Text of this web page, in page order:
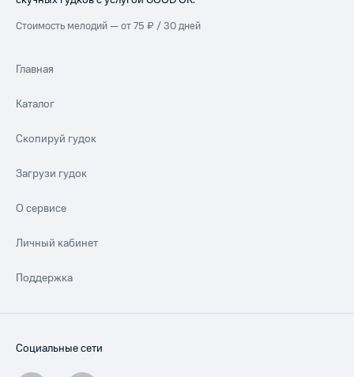
Стоимость мелодий — от 75 ₽ / 30 дней
Главная
Каталог
Скопируй гудок
Загрузи гудок
О сервисе
Личный кабинет
Поддержка
Социальные сети